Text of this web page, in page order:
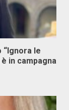
“Ignora le
in campagna